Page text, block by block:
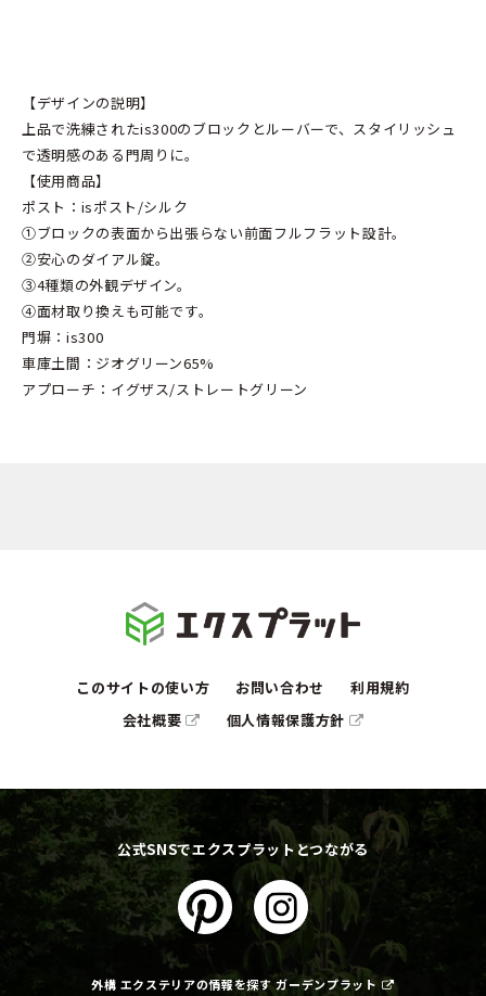
【デザインの説明】
上品で洗練されたis300のブロックとルーバーで、スタイリッシュ
で透明感のある門周りに。
【使用商品】
ポスト：isポスト/シルク
①ブロックの表面から出張らない前面フルフラット設計。
②安心のダイアル錠。
③4種類の外観デザイン。
④面材取り換えも可能です。
門塀：is300
車庫土間：ジオグリーン65%
アプローチ：イグザス/ストレートグリーン
このサイトの使い方 お問い合わせ
利用規約
会社概要
個人情報保護方針
公式SNSでエクスプラットとつながる
外構 エクステリアの情報を探す ガーデンプラット